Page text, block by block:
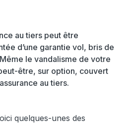
au tiers peut être
d’une garantie vol, bris de
le vandalisme de votre
être, sur option, couvert
au tiers.
quelques-unes des